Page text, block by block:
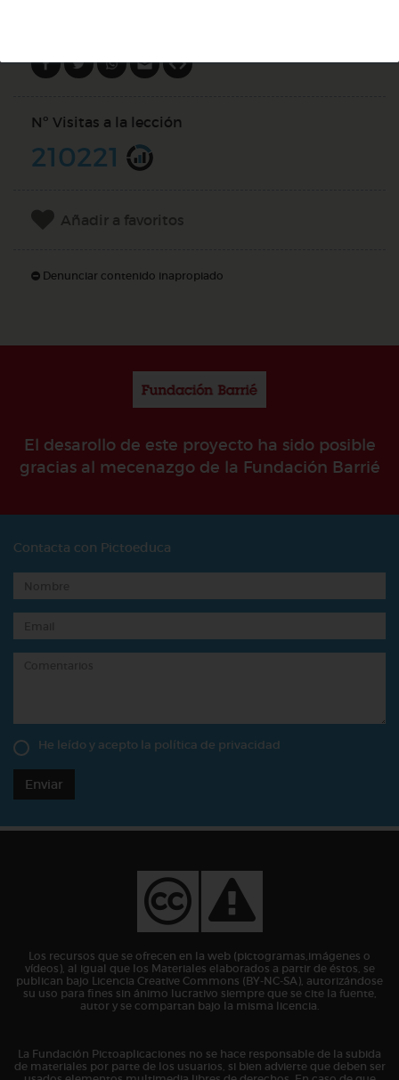
Nº Visitas a la lección
210221
Añadir a favoritos
Denunciar contenido inapropiado
El desarollo de este proyecto ha sido posible
gracias al mecenazgo de la Fundación Barrié
Contacta con Pictoeduca
He leído y acepto la política de privacidad
Enviar
Los recursos que se ofrecen en la web (pictogramas,imágenes o
vídeos), al igual que los Materiales elaborados a partir de éstos, se
publican bajo Licencia Creative Commons (BY-NC-SA), autorizándose
su uso para fines sin ánimo lucrativo siempre que se cite la fuente,
autor y se compartan bajo la misma licencia.
La Fundación Pictoaplicaciones no se hace responsable de la subida
de materiales por parte de los usuarios, si bien advierte que deben ser